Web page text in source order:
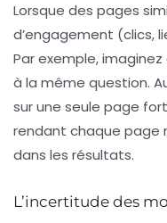
Lorsque des pages
d’engagement (clics,
Par exemple,
à la même question.
sur une seule page
rendant chaque page
dans les résultats.
L’incertitude des